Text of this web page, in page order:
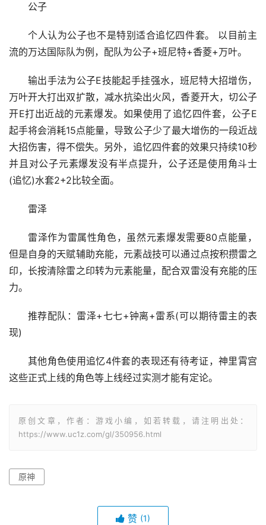
公子
个人认为公子也不是特别适合追忆四件套。 以目前主
流的万达国际队为例，配队为公子+班尼特+香菱+万叶。
输出手法为公子E技能起手挂强水，班尼特大招增伤，
万叶开大打出双扩散，减水抗染出火风，香菱开大，切公子
开E打出近战的元素爆发。如果使用了追忆四件套，公子E
起手将会消耗15点能量，导致公子少了最大增伤的一段近战
大招伤害，得不偿失。另外，追忆四件套的效果只持续10秒
并且对公子元素爆发没有半点提升，公子还是使用角斗士
(追忆)水套2+2比较全面。
雷泽
雷泽作为雷属性角色，虽然元素爆发需要80点能量，
但是自身的天赋辅助充能，元素战技可以通过点按积攒雷之
印，长按清除雷之印转为元素能量，配合双雷没有充能的压
力。
推荐配队：雷泽+七七+钟离+雷系(可以期待雷主的表
现)
其他角色使用追忆4件套的表现还有待考证，神里霄宫
这些正式上线的角色等上线经过实测才能有定论。
原创文章，作者：游戏小编，如若转载，请注明出处：
https://www.uc1z.com/gl/350956.html
原神
赞 (1)